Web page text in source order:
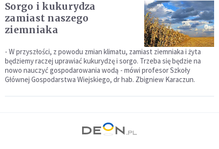
Sorgo i kukurydza
zamiast naszego
ziemniaka
- W przyszłości, z powodu zmian klimatu, zamiast ziemniaka i żyta
będziemy raczej uprawiać kukurydzę i sorgo. Trzeba się będzie na
nowo nauczyć gospodarowania wodą - mówi profesor Szkoły
Głównej Gospodarstwa Wiejskiego, dr hab. Zbigniew Karaczun.